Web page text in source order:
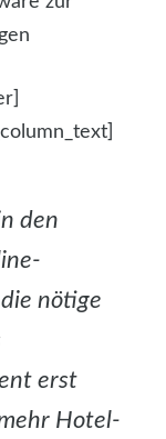
den
nötige
erst
Hotel-